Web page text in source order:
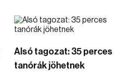
Alsó tagozat: 35 perces
tanórák jöhetnek